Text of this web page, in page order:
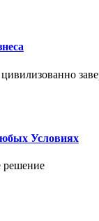
Условиях
решение